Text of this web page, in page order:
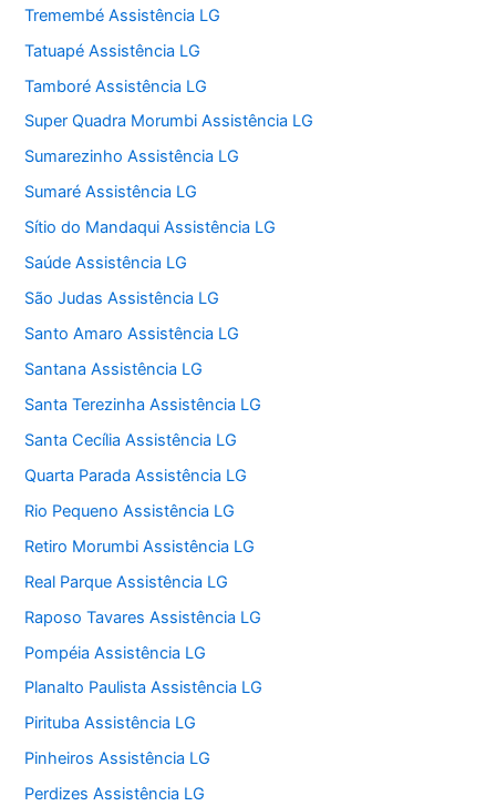
Tremembé Assistência LG
Tatuapé Assistência LG
Tamboré Assistência LG
Super Quadra Morumbi Assistência LG
Sumarezinho Assistência LG
Sumaré Assistência LG
Sítio do Mandaqui Assistência LG
Saúde Assistência LG
São Judas Assistência LG
Santo Amaro Assistência LG
Santana Assistência LG
Santa Terezinha Assistência LG
Santa Cecília Assistência LG
Quarta Parada Assistência LG
Rio Pequeno Assistência LG
Retiro Morumbi Assistência LG
Real Parque Assistência LG
Raposo Tavares Assistência LG
Pompéia Assistência LG
Planalto Paulista Assistência LG
Pirituba Assistência LG
Pinheiros Assistência LG
Perdizes Assistência LG